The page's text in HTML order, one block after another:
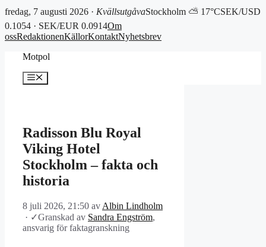
fredag, 7 augusti 2026 · KvällsutgåvaStockholm ⛅ 17°CSEK/USD
0.1054 · SEK/EUR 0.0914Om
ossRedaktionenKällorKontaktNyhetsbrev
Motpol
Meny
Radisson Blu Royal
Viking Hotel
Stockholm – fakta och
historia
8 juli 2026, 21:50 av Albin Lindholm
· ✓Granskad av Sandra Engström,
ansvarig för faktagranskning